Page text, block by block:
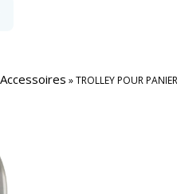
»TROLLEY POUR